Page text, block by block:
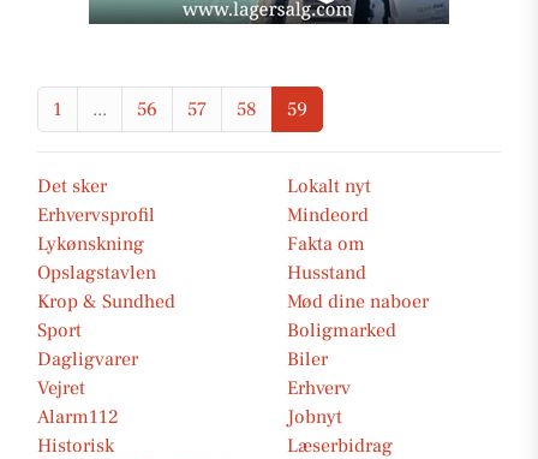
1 ... 56 57 58 59
Det sker
Lokalt nyt
Erhvervsprofil
Mindeord
Lykønskning
Fakta om
Opslagstavlen
Husstand
Krop & Sundhed
Mød dine naboer
Sport
Boligmarked
Dagligvarer
Biler
Vejret
Erhverv
Alarm112
Jobnyt
Historisk
Læserbidrag